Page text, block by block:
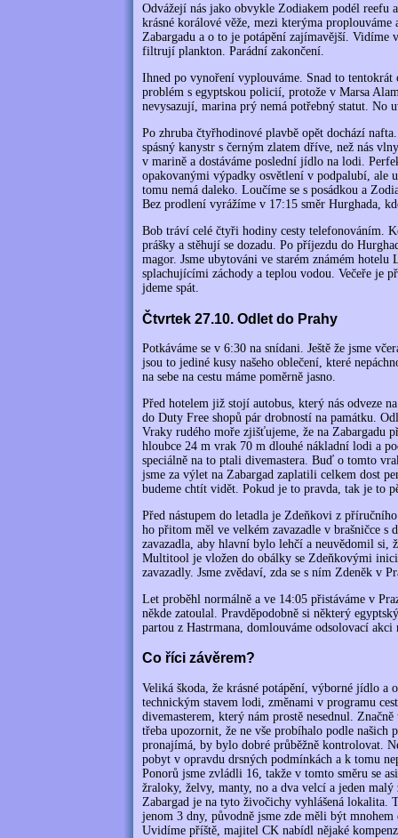
Odvážejí nás jako obvykle Zodiakem podél reefu
krásné korálové věže, mezi kterýma
Zabargadu a o to je potápění zajímavější.
filtrují plankton. Parádní zakončení.
Ihned po vynoření vyplouváme. Snad to
problém s egyptskou policií, protože v Marsa
nevysazují, marina prý nemá potřebný statut. No
Po zhruba čtyřhodinové plavbě opět dochází
spásný kanystr s černým zlatem dříve, než nás
v marině a dostáváme poslední jídlo na lodi.
opakovanými výpadky osvětlení v podpalubí, ale
tomu nemá daleko. Loučíme se s posádkou a
Bez prodlení vyrážíme v 17:15 směr Hurghada,
Bob tráví celé čtyři hodiny cesty telefonováním.
prášky a stěhují se dozadu. Po příjezdu do
magor. Jsme ubytováni ve starém známém
splachujícími záchody a teplou vodou. Večeře je
jdeme spát.
Čtvrtek 27.10. Odlet do Prahy
Potkáváme se v 6:30 na snídani. Ještě že jsme
jsou to jediné kusy našeho oblečení, které
na sebe na cestu máme poměrně jasno.
Před hotelem již stojí autobus, který nás odveze
do Duty Free shopů pár drobností na památku.
Vraky rudého moře zjišťujeme, že na Zabargadu
hloubce 24 m vrak 70 m dlouhé nákladní lodi a
speciálně na to ptali divemastera. Buď o tomto
jsme za výlet na Zabargad zaplatili celkem dost
budeme chtít vidět. Pokud je to pravda, tak je to
Před nástupem do letadla je Zdeňkovi z
ho přitom měl ve velkém zavazadle v brašničce
zavazadla, aby hlavní bylo lehčí a neuvědomil si,
Multitool je vložen do obálky se Zdeňkovými
zavazadly. Jsme zvědaví, zda se s ním Zdeněk v
Let proběhl normálně a ve 14:05 přistáváme v
někde zatoulal. Pravděpodobně si některý
partou z Hastrmana, domlouváme odsolovací
Co říci závěrem?
Veliká škoda, že krásné potápění, výborné jídlo a
technickým stavem lodi, změnami v programu
divemasterem, který nám prostě nesednul.
třeba upozornit, že ne vše probíhalo podle našich
pronajímá, by bylo dobré průběžně kontrolovat.
pobyt v opravdu drsných podmínkách a k tomu
Ponorů jsme zvládli 16, takže v tomto směru se
žraloky, želvy, manty, no a dva velcí a jeden
Zabargad je na tyto živočichy vyhlášená lokalita.
jenom 3 dny, původně jsme zde měli být
Uvidíme příště, majitel CK nabídl nějaké